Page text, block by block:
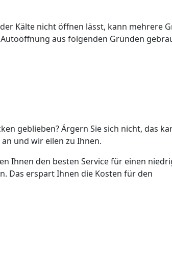
Kälte nicht öffnen lässt, kann mehrere
aus folgenden Gründen
geblieben? Ärgern Sie sich nicht, das
und wir eilen zu Ihnen.
Ihnen den besten Service für einen
Das erspart Ihnen die Kosten für den